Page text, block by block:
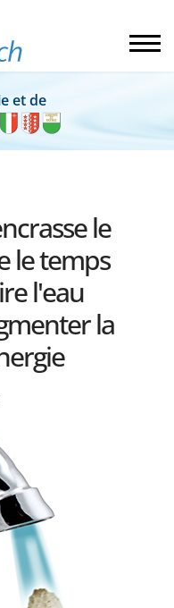
et de
le
le temps
l'eau
la